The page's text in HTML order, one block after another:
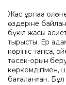
Жас ұрпаққа
өздеріне
бүкіл жақсы
тырысты. Ер
көрініс тапса,
төсек-орын
көркемдігімен,
бағаланған.